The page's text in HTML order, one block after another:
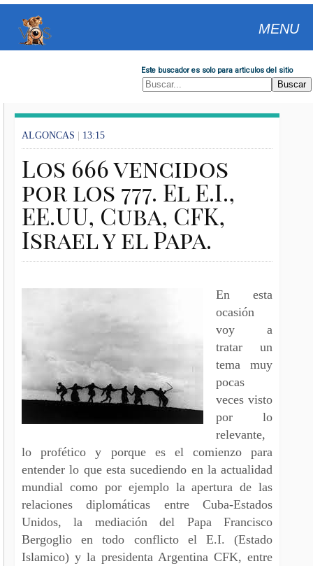
MENU
Este buscador es solo para articulos del sitio
ALGONCAS | 13:15
Los 666 vencidos
por los 777. El E.I.,
EE.UU, Cuba, CFK,
Israel y el Papa.
En esta
ocasión
voy a
tratar un
tema muy
pocas
veces visto
por lo
relevante,
lo profético y porque es el comienzo para
entender lo que esta sucediendo en la actualidad
mundial como por ejemplo la apertura de las
relaciones diplomáticas entre Cuba-Estados
Unidos, la mediación del Papa Francisco
Bergoglio en todo conflicto el E.I. (Estado
Islamico) y la presidenta Argentina CFK, entre